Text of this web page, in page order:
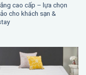
cao cấp – lựa chọn
cho khách sạn &